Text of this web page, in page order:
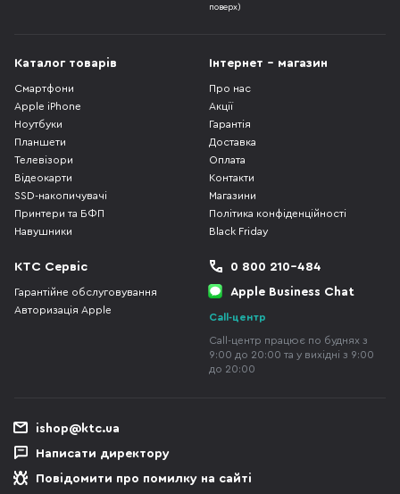
поверх)
Каталог товарів
Смартфони
Apple iPhone
Ноутбуки
Планшети
Телевізори
Відеокарти
SSD-накопичувачі
Принтери та БФП
Навушники
Інтернет - магазин
Про нас
Акції
Гарантія
Доставка
Оплата
Контакти
Магазини
Політика конфіденційності
Black Friday
КТС Сервіс
Гарантійне обслуговування
Авторизація Apple
0 800 210-484
Apple Business Chat
Call-центр
Call-центр працює по буднях з
9:00 до 20:00 та у вихідні з 9:00
до 20:00
ishop@ktc.ua
Написати директору
Повідомити про помилку на сайті